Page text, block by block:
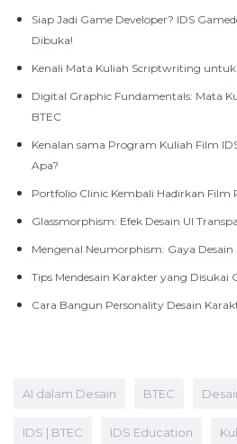
Siap Jadi Game Developer? IDS
Dibuka!
Kenali Mata Kuliah Scriptwriting untuk
Digital Graphic Fundamentals: Mata
BTEC
Kenalan sama Program Kuliah Film
Apa?
Portfolio Clinic Kembali Hadirkan Film
Glassmorphism: Efek Desain UI
Mengenal Neumorphism: Gaya
Tips Mendesain Karakter yang Disukai
Cara Bangun Personality Desain
AI dalam Desain BTEC
IDS | BTEC IDS Education